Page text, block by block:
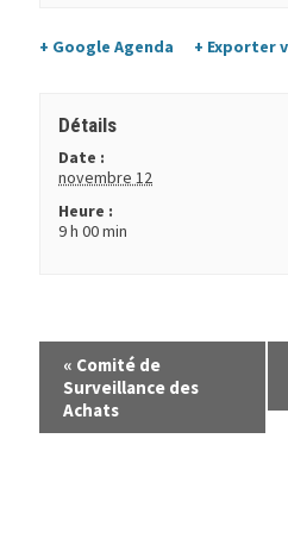
+ Google Agenda + Exporter
Détails
Date :
novembre 12
Heure :
9 h 00 min
« Comité de
Surveillance des
Achats